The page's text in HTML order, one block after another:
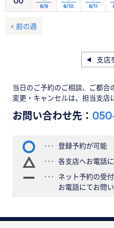
8/9 8/10 8/11
< 前の週
支店
当日のご予約のご相談、ご都合
変更・キャンセルは、担当支店
お問い合わせ先：
登録予約が可能
各支店へお電話
ネット予約の受
お電話にてお問